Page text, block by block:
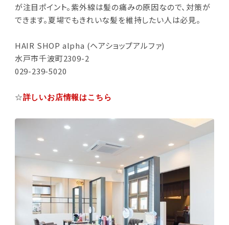
が注目ポイント。紫外線は髪の痛みの原因なので、対策が
できます。夏場でもきれいな髪を維持したい人は必見。
HAIR SHOP alpha (ヘアショップアルファ)
水戸市千波町2309-2
029-239-5020
☆詳しいお店情報はこちら